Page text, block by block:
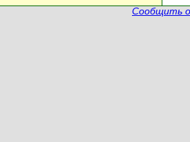
Сообщить о